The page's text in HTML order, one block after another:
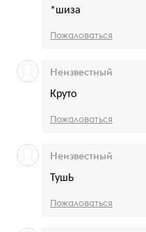
*шиза
Пожаловаться
Круто
Неизвестный
Пожаловаться
ТушЬ
Неизвестный
Пожаловаться